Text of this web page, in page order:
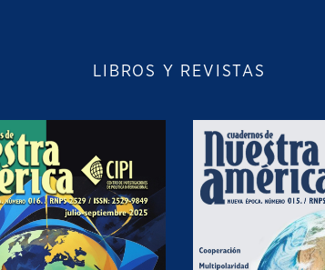
LIBROS Y REVISTAS